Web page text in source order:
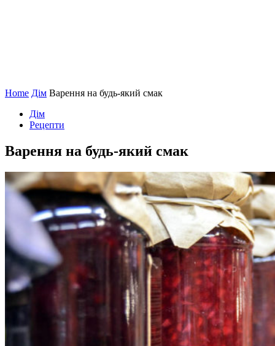
Home Дім Варення на будь-який смак
Дім
Рецепти
Варення на будь-який смак